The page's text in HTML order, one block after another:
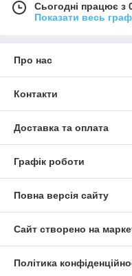
Сьогодні працює з
Показати весь
Про нас
Контакти
Доставка та оплата
Графік роботи
Повна версія сайту
Сайт створено на
Політика